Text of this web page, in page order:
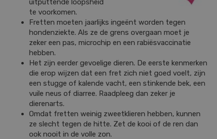
te voorkomen.
Fretten moeten jaarlijks ingeënt worden tegen
hondenziekte. Als ze de grens overgaan moet je
zeker een pas, microchip en een rabiësvaccinatie
hebben.
Het zijn eerder gevoelige dieren. De eerste kenmerken
die erop wijzen dat een fret zich niet goed voelt, zijn
een stugge of kalende vacht, een stinkende bek, een
vuile neus of diarree. Raadpleeg dan zeker je
dierenarts.
Omdat fretten weinig zweetklieren hebben, kunnen
ze slecht tegen de hitte. Zet de kooi of de ren dan
ook nooit in de volle zon.